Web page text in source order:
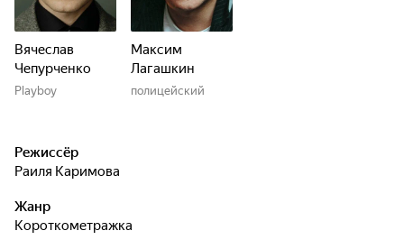
Вячеслав
Чепурченко
Playboy
Максим
Лагашкин
полицейский
Режиссёр
Раиля Каримова
Жанр
короткометражка